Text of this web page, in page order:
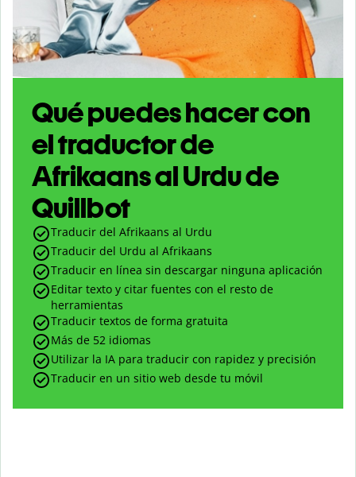
Qué puedes hacer con
el traductor de
Afrikaans al Urdu de
Quillbot
Traducir del Afrikaans al Urdu
Traducir del Urdu al Afrikaans
Traducir en línea sin descargar ninguna aplicación
Editar texto y citar fuentes con el resto de
herramientas
Traducir textos de forma gratuita
Más de 52 idiomas
Utilizar la IA para traducir con rapidez y precisión
Traducir en un sitio web desde tu móvil